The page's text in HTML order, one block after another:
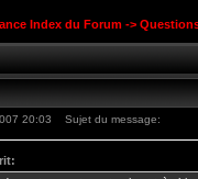
Index du Forum ->
20:03 Sujet du message: